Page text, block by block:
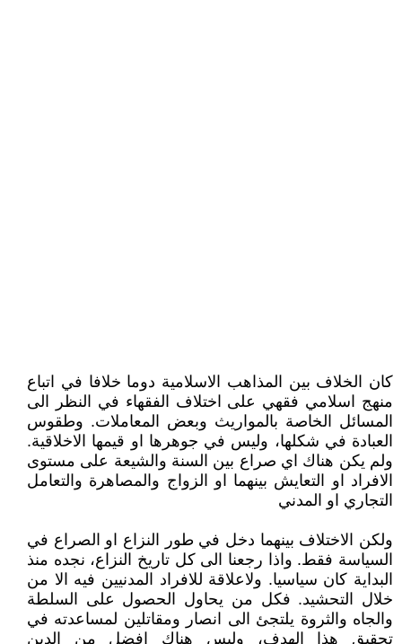
كان الخلاف بين المذاهب الاسلامية دوما خلافا في اتباع
منهج اسلامي فقهي على اختلاف الفقهاء في النظر الى
المسائل الخاصة بالمواريث وبعض المعاملات. وطقوس
العبادة في شكلها، وليس في جوهرها او قيمها الاخلاقية.
ولم يكن هناك اي صراع بين السنة والشيعة على مستوى
الافراد او التعايش بينهما او الزواج والمصاهرة والتعامل
التجاري او المدني
ولكن الاختلاف بينهما دخل في طور النزاع او الصراع في
السياسة فقط. واذا رجعنا الى كل تاريخ النزاع، نجده منذ
البداية كان سياسيا. ولاعلاقة للافراد المدنيين فيه الا من
خلال التحشيد. فكل من يحاول الحصول على السلطة
والجاه والثروة يلتجئ الى انصار ومقاتلين لمساعدته في
تحقيق هذا الهدف، وليس هناك افضل من الدين